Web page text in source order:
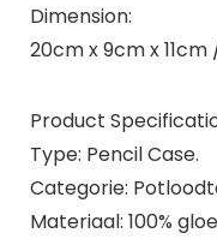
Dimension:
20cm x 9cm x 11cm
Product
Type: Pencil Case.
Categorie:
Materiaal: 100%